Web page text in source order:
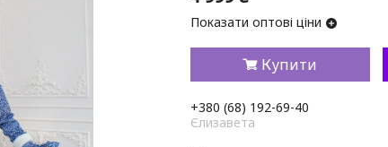
Показати оптові ціни
Купити
+380 (68) 192-69-40
Єлизавета